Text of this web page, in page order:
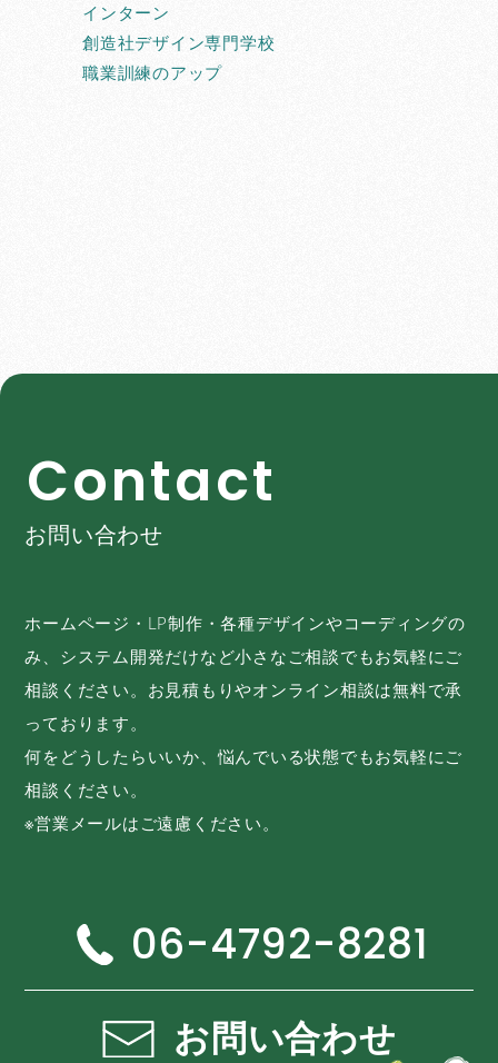
インターン
創造社デザイン専門学校
職業訓練のアップ
Contact
お問い合わせ
ホームページ・LP制作・各種デザインやコーディングの
み、システム開発だけなど小さなご相談でもお気軽にご
相談ください。お見積もりやオンライン相談は無料で承
っております。
何をどうしたらいいか、悩んでいる状態でもお気軽にご
相談ください。
※営業メールはご遠慮ください。
06-4792-8281
お問い合わせ